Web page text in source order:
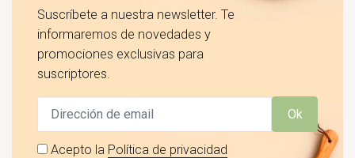
Suscríbete a nuestra newsletter. Te
informaremos de novedades y
promociones exclusivas para
suscriptores.
Ok
Acepto la Política de privacidad